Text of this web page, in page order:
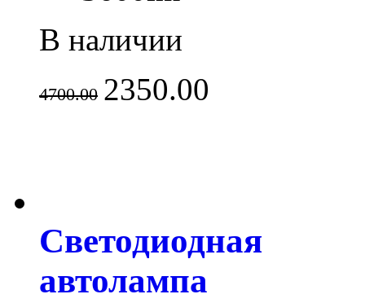
В наличии
4700.00 2350.00
Светодиодная
автолампа